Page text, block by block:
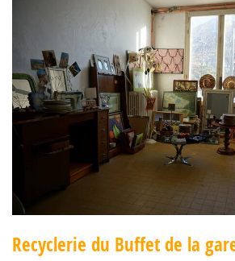
Recyclerie du Buffet de la